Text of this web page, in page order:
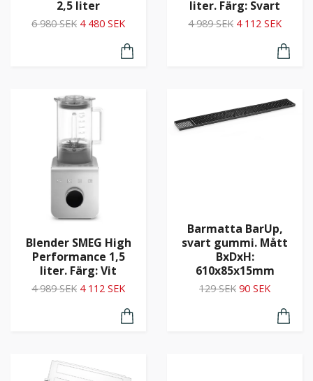
2,5 liter
6 980 SEK 4 480 SEK
liter. Färg: Svart
4 989 SEK 4 112 SEK
Blender SMEG High
Performance 1,5
liter. Färg: Vit
4 989 SEK 4 112 SEK
Barmatta BarUp,
svart gummi. Mått
BxDxH:
610x85x15mm
129 SEK 90 SEK